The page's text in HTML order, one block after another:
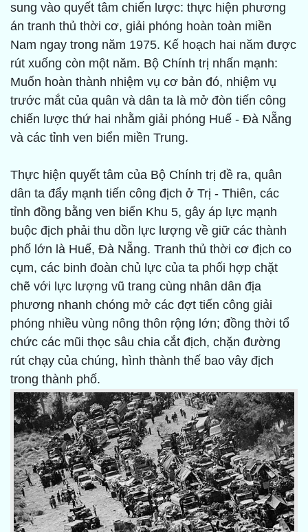
sung vào quyết tâm chiến lược: thực hiện phương
án tranh thủ thời cơ, giải phóng hoàn toàn miền
Nam ngay trong năm 1975. Kế hoạch hai năm được
rút xuống còn một năm. Bộ Chính trị nhấn mạnh:
Muốn hoàn thành nhiệm vụ cơ bản đó, nhiệm vụ
trước mắt của quân và dân ta là mở đòn tiến công
chiến lược thứ hai nhằm giải phóng Huế - Đà Nẵng
và các tỉnh ven biển miền Trung.
Thực hiện quyết tâm của Bộ Chính trị đề ra, quân
dân ta đẩy mạnh tiến công địch ở Trị - Thiên, các
tỉnh đồng bằng ven biển Khu 5, gây áp lực mạnh
buộc địch phải thu dồn lực lượng về giữ các thành
phố lớn là Huế, Đà Nẵng. Tranh thủ thời cơ địch co
cụm, các binh đoàn chủ lực của ta phối hợp chặt
chẽ với lực lượng vũ trang cùng nhân dân địa
phương nhanh chóng mở các đợt tiến công giải
phóng nhiều vùng nông thôn rộng lớn; đồng thời tổ
chức các mũi thọc sâu chia cắt địch, chặn đường
rút chạy của chúng, hình thành thế bao vây địch
trong thành phố.